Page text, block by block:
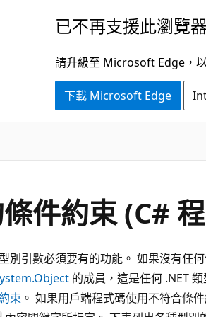
已不再支援此瀏覽
請升級至 Microsoft Edge，
下載 Microsoft Edge
件約束 (C#
別引數必須要有的功能。 如果沒有任
的成員，這是任何 .NET
束 。 如果用戶端程式碼使用不符合條